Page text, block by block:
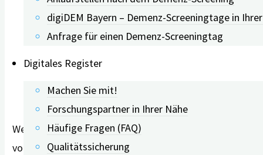
digiDEM Bayern – Demenz-Screeningtage in
Anfrage für einen Demenz-Screeningtag
Digitales Register
Machen Sie mit!
Forschungspartner in Ihrer Nähe
Häufige Fragen (FAQ)
Qualitätssicherung
Weltweit 75 Prozent aller Menschen mit Demenz leben
vor allem, weil das Wissen um die Erkrankung und